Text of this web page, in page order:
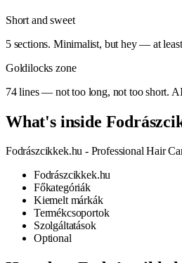
Short and sweet
5 sections. Minimalist, but hey — at
Goldilocks zone
74 lines — not too long, not too short.
What's inside
Fodrászcikkek.hu - Professional Hair
Fodrászcikkek.hu
Főkategóriák
Kiemelt márkák
Termékcsoportok
Szolgáltatások
Optional